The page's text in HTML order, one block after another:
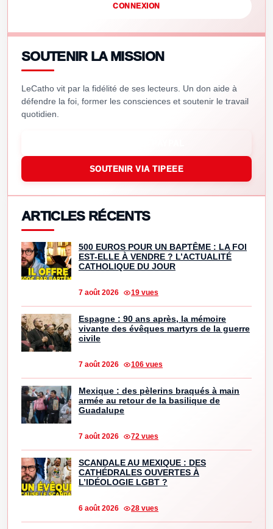
CONNEXION
SOUTENIR LA MISSION
LeCatho vit par la fidélité de ses lecteurs. Un don aide à
défendre la foi, former les consciences et soutenir le travail
quotidien.
SOUTENIR VIA TIPEEE
ARTICLES RÉCENTS
500 EUROS POUR UN BAPTÊME : LA FOI
EST-ELLE À VENDRE ? L’ACTUALITÉ
CATHOLIQUE DU JOUR
7 août 2026 19 vues
Espagne : 90 ans après, la mémoire
vivante des évêques martyrs de la guerre
civile
7 août 2026 106 vues
Mexique : des pèlerins braqués à main
armée au retour de la basilique de
Guadalupe
7 août 2026 72 vues
SCANDALE AU MEXIQUE : DES
CATHÉDRALES OUVERTES À
L’IDÉOLOGIE LGBT ?
6 août 2026 28 vues